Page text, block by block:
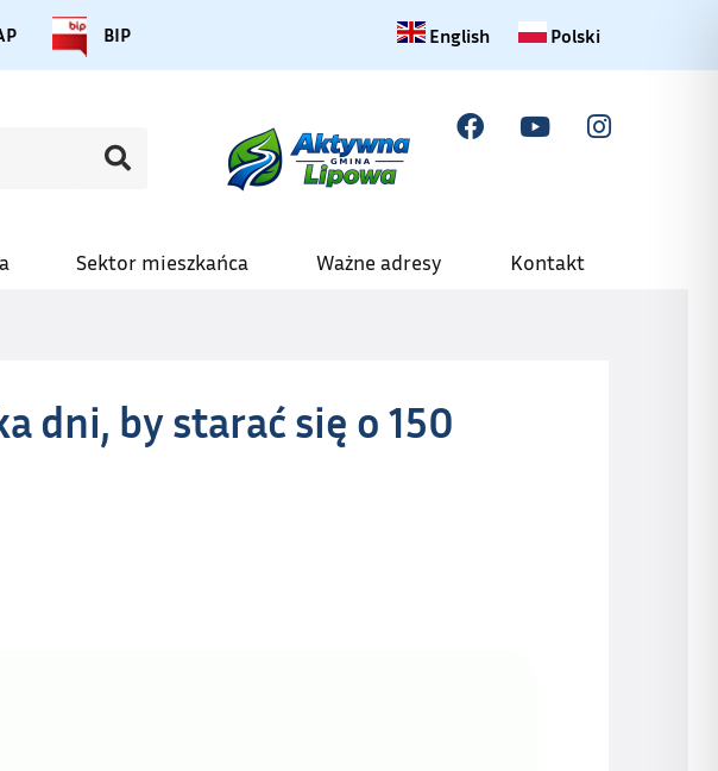
BIP Change language to English
English Zmiana języka na polski
Polski
Sektor mieszkańca Ważne adresy Kontakt
dni, by starać się o 150